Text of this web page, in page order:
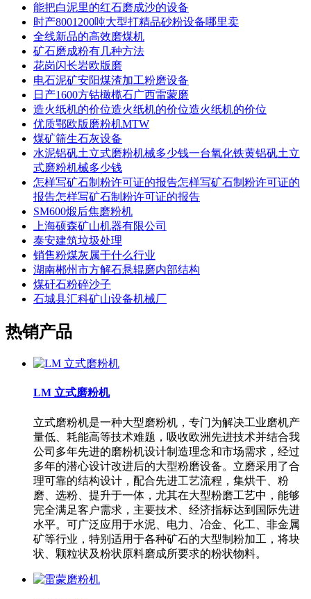
能把白泥里的红石磨成沙的设备
时产8001200吨大型打精品砂粉设备哪里卖
全线新品的高效磨煤机
矿石磨成粉有几种方法
花岗闪长岩欧版磨
电石泥矿安阳煤渣加工粉磨设备
日产1600方钴橄榄石广西雷蒙磨
造火纸机的价位造火纸机的价位造火纸机的价位
优质鄂欧版磨粉机MTW
煤矿筛生石灰设备
水泥铝矾土立式磨粉机械多少钱一台氧化铁黄铝矾土立
式磨粉机械多少钱
怎样写矿石制粉许可证的报告怎样写矿石制粉许可证的
报告怎样写矿石制粉许可证的报告
SM600煅后焦磨粉机
上海硕森矿山机器有限公司
泰安建筑垃圾处理
销售粉煤灰属于什么行业
湖南郴州市方解石悬辊磨内部结构
煤矸石粉碎沙子
石城县汇科矿山设备机械厂
热销产品
LM 立式磨粉机
立式磨粉机是一种大型磨粉机，专门为解决工业磨机产
量低、耗能高等技术难题，吸收欧洲先进技术并结合我
公司多年先进的磨粉机设计制造理念和市场需求，经过
多年的潜心设计改进后的大型粉磨设备。立磨采用了合
理可靠的结构设计，配合先进工艺流程，集烘干、粉
磨、选粉、提升于一体，尤其在大型粉磨工艺中，能够
完全满足客户需求，主要技术、经济指标达到国际先进
水平。可广泛应用于水泥、电力、冶金、化工、非金属
矿等行业，特别适用于各种矿石的大型制粉加工，将块
状、颗粒状及粉状原料磨成所要求的粉状物料。